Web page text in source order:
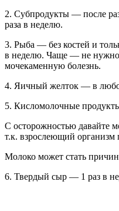
2. Cубпродукты — после
раза в неделю.
3. Рыба — без костей и
в неделю. Чаще — не
мочекаменную болезнь.
4. Яичный желток — в
5. Кисломолочные
С осторожностью давайте
т.к. взрослеющий организм
Молоко может стать
6. Твердый сыр — 1 раз в